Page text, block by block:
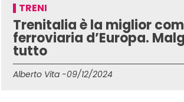
TRENI
Trenitalia è la miglior
ferroviaria d’Europa.
tutto
Alberto Vita -09/12/2024